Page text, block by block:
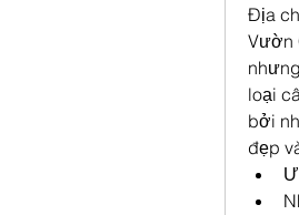
Địa
Vườn
loại
bởi
đẹp